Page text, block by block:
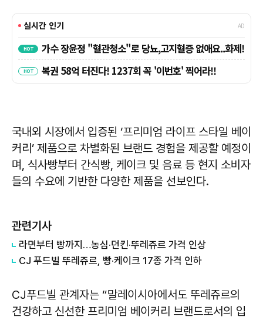
국내외 시장에서 입증된 ‘프리미엄 라이프 스타일 베이
커리’ 제품으로 차별화된 브랜드 경험을 제공할 예정이
며, 식사빵부터 간식빵, 케이크 및 음료 등 현지 소비자
들의 수요에 기반한 다양한 제품을 선보인다.
관련기사
라면부터 빵까지…농심·던킨·뚜레쥬르 가격 인상
CJ 푸드빌 뚜레쥬르, 빵·케이크 17종 가격 인하
CJ푸드빌 관계자는 “말레이시아에서도 뚜레쥬르의
건강하고 신선한 프리미엄 베이커리 브랜드로서의 입